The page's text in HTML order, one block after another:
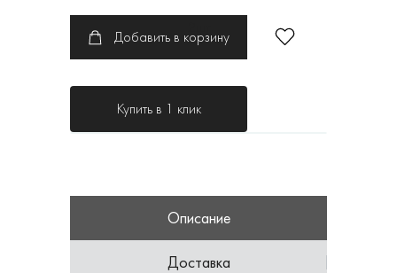
Добавить в корзину
Купить в 1 клик
Описание
Доставка